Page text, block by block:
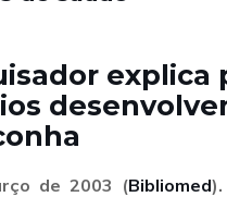
explica
de 2003 (Bibliomed).